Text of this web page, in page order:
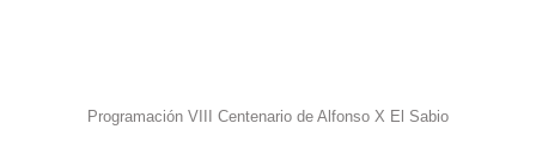
Programación VIII Centenario de Alfonso X El Sabio